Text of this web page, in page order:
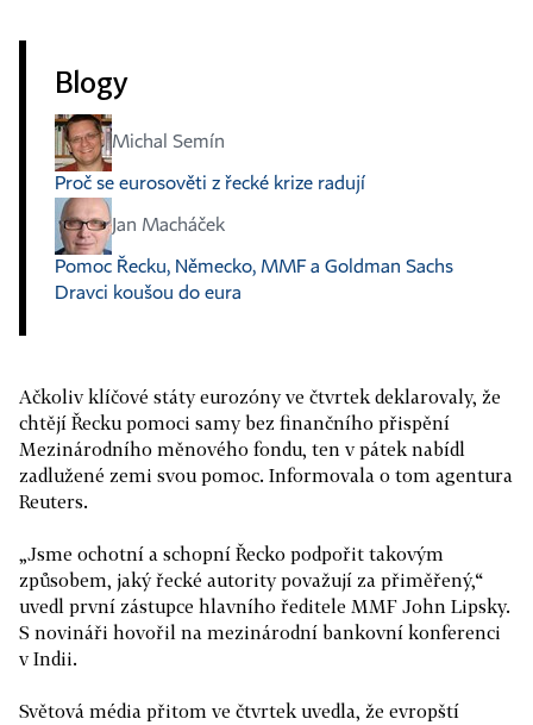
Blogy
Michal Semín
Proč se eurosověti z řecké krize radují
Jan Macháček
Pomoc Řecku, Německo, MMF a Goldman Sachs
Dravci koušou do eura
Ačkoliv klíčové státy eurozóny ve čtvrtek deklarovaly, že
chtějí Řecku pomoci samy bez finančního přispění
Mezinárodního měnového fondu, ten v pátek nabídl
zadlužené zemi svou pomoc. Informovala o tom agentura
Reuters.
„Jsme ochotní a schopní Řecko podpořit takovým
způsobem, jaký řecké autority považují za přiměřený,“
uvedl první zástupce hlavního ředitele MMF John Lipsky.
S novináři hovořil na mezinárodní bankovní konferenci
v Indii.
Světová média přitom ve čtvrtek uvedla, že evropští